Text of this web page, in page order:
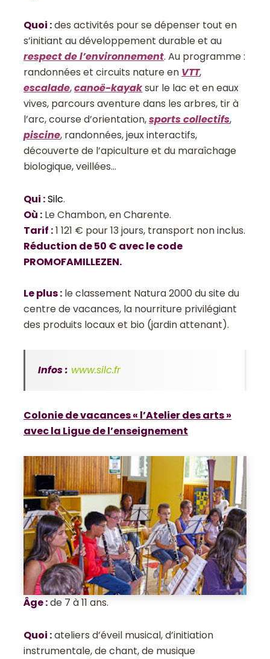
Quoi :des activités pour se dépenser tout en
s’initiant au développement durable et au
respect de l’environnement. Au programme :
randonnées et circuits nature en VTT,
escalade,canoë-kayaksur le lac et en eaux
vives, parcours aventure dans les arbres, tir à
l’arc, course d’orientation,sports collectifs,
piscine, randonnées, jeux interactifs,
découverte de l’apiculture et du maraîchage
biologique, veillées…
Qui :Silc.
Où : Le Chambon, en Charente.
Tarif :1 121 € pour 13 jours, transport non inclus.
Réduction de 50 € avec le code
PROMOFAMILLEZEN.
Le plus: le classement Natura 2000 du site du
centre de vacances, la nourriture privilégiant
des produits locaux et bio (jardin attenant).
Infos : www.silc.fr
Colonie de vacances « l’Atelier des arts »
avec la Ligue de l’enseignement
Âge:de 7 à 11 ans.
Quoi :ateliers d’éveil musical, d’initiation
instrumentale, de chant, de musique